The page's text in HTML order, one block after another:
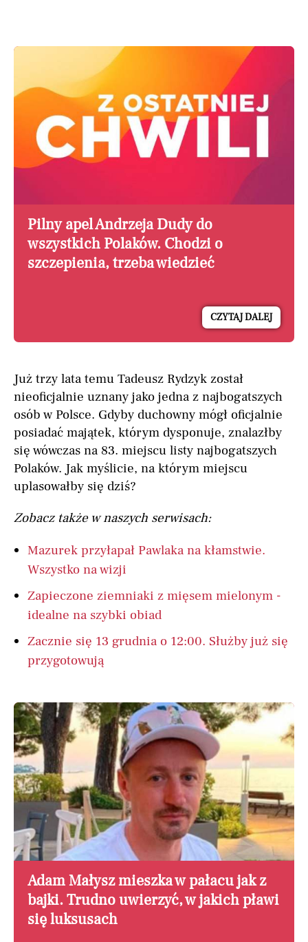
Pilny apel Andrzeja Dudy do
wszystkich Polaków. Chodzi o
szczepienia, trzeba wiedzieć
CZYTAJ DALEJ
Już trzy lata temu Tadeusz Rydzyk został
nieoficjalnie uznany jako jedna z najbogatszych
osób w Polsce. Gdyby duchowny mógł oficjalnie
posiadać majątek, którym dysponuje, znalazłby
się wówczas na 83. miejscu listy najbogatszych
Polaków. Jak myślicie, na którym miejscu
uplasowałby się dziś?
Zobacz także w naszych serwisach:
Mazurek przyłapał Pawlaka na kłamstwie.
Wszystko na wizji
Zapieczone ziemniaki z mięsem mielonym -
idealne na szybki obiad
Zacznie się 13 grudnia o 12:00. Służby już się
przygotowują
Adam Małysz mieszka w pałacu jak z
bajki. Trudno uwierzyć, w jakich pławi
się luksusach